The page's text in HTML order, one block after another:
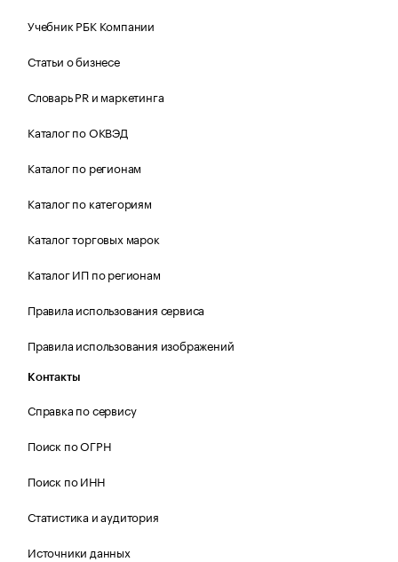
Учебник РБК Компании
Статьи о бизнесе
Словарь PR и маркетинга
Каталог по ОКВЭД
Каталог по регионам
Каталог по категориям
Каталог торговых марок
Каталог ИП по регионам
Правила использования сервиса
Правила использования изображений
Контакты
Справка по сервису
Поиск по ОГРН
Поиск по ИНН
Статистика и аудитория
Источники данных